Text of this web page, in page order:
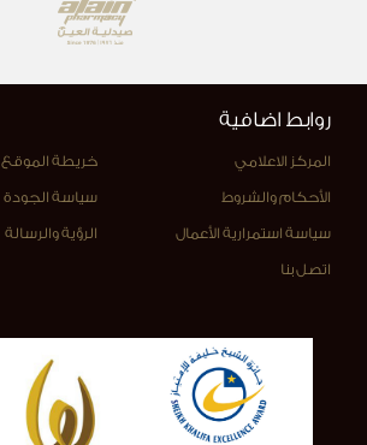
روابط اضافية
المركز الاعلامي خريطة الموقع
الأحكام والشروط سياسة الجودة
سياسة استمرارية الأعمال الرؤية والرسالة
اتصل بنا